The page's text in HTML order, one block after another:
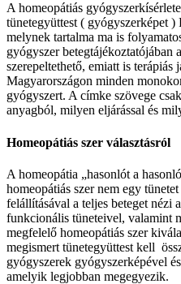
A homeopátiás
tünetegyüttest ( gyógyszerképet
melynek tartalma ma is
gyógyszer betegtájékoztatójában
szerepeltethető, emiatt is
Magyarországon minden
gyógyszert. A címke szövege
anyagból, milyen eljárással és
Homeopátiás szer választásról
A homeopátia „hasonlót a
homeopátiás szer nem egy
felállításával a teljes beteget nézi
funkcionális tüneteivel, valamint
megfelelő homeopátiás szer
megismert tünetegyüttest kell
gyógyszerek gyógyszerképével
amelyik legjobban megegyezik.